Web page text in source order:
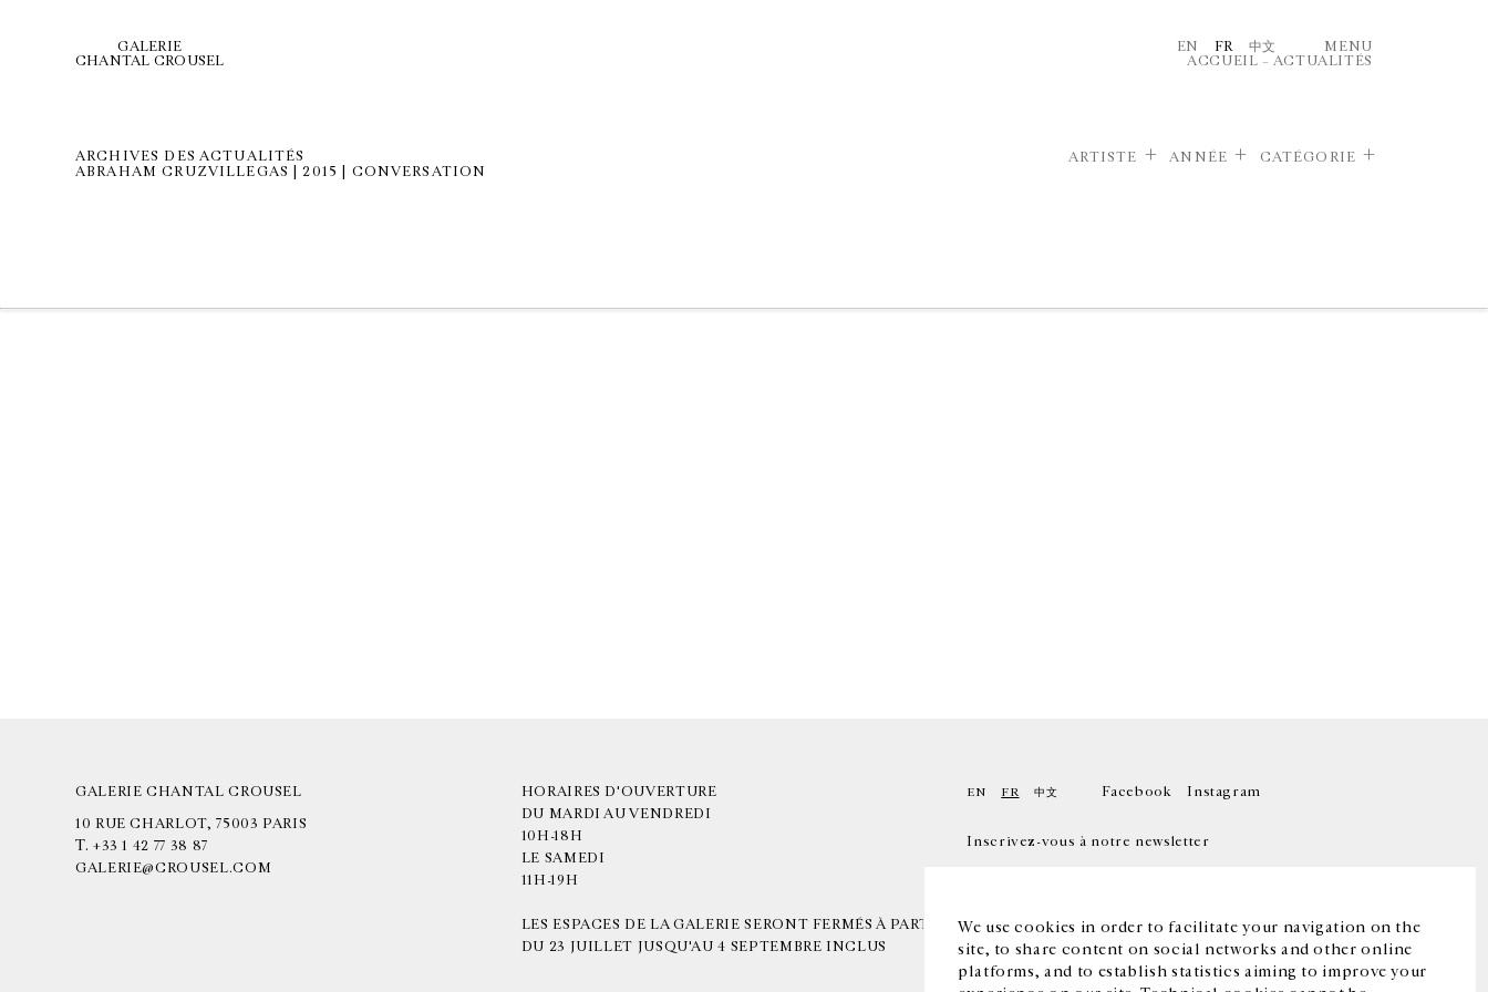
We use cookies in order to facilitate your navigation on the
site, to share content on social networks and other online
platforms, and to establish statistics aiming to improve your
GALERIE
CHANTAL CROUSEL
EN FR 中文
MENU
ACCUEIL – ACTUALITÉS
ARCHIVES DES ACTUALITÉS
ABRAHAM CRUZVILLEGAS | 2015 | CONVERSATION
ARTISTE ANNÉE CATÉGORIE
GALERIE CHANTAL CROUSEL
10 RUE CHARLOT, 75003 PARIS
T. +33 1 42 77 38 87
GALERIE@CROUSEL.COM
HORAIRES D'OUVERTURE
DU MARDI AU VENDREDI
10H-18H
LE SAMEDI
11H-19H
LES ESPACES DE LA GALERIE SERONT FERMÉS À PARTIR
DU 23 JUILLET JUSQU'AU 4 SEPTEMBRE INCLUS
EN FR 中文 Facebook Instagram
Inscrivez-vous à notre newsletter